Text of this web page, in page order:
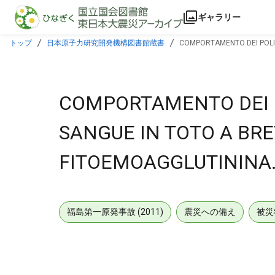
本文に飛ぶ
ギャラリー
トップ 日本原子力研究開発機構図書館蔵書 COMPORTAMENTO DEI
COMPORTAMENTO
SANGUE IN TOTO A
FITOEMOAGGLUTININA.
福島第一原発事故 (2011) 震災への備え 被災